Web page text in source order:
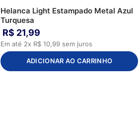
Helanca Light Estampado Metal Azul
Turquesa
R$ 21,99
Em até 2x R$ 10,99 sem juros
ADICIONAR AO CARRINHO